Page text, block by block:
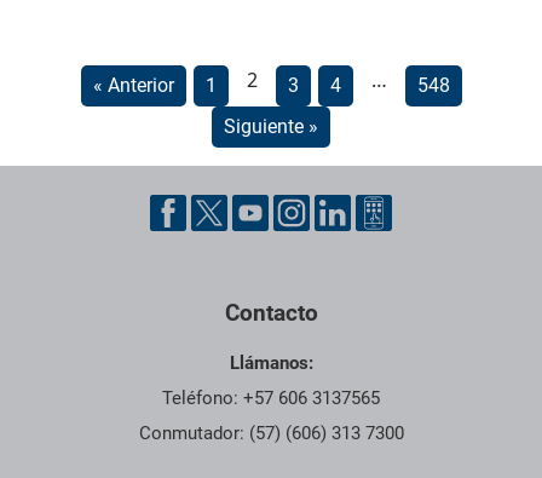
« Anterior 1 2 3 4 …
548
Siguiente »
Contacto
Llámanos:
Teléfono: +57 606 3137565
Conmutador: (57) (606) 313 7300